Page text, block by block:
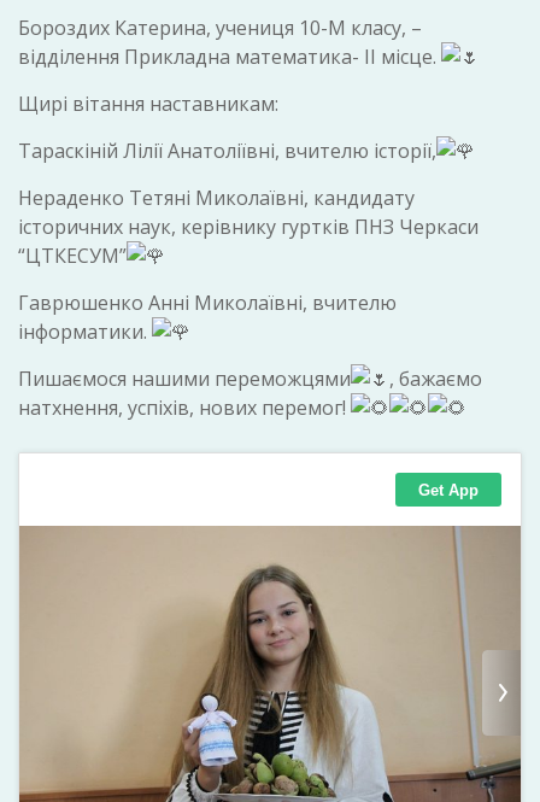
Бороздих Катерина, учениця 10-М класу, –
відділення Прикладна математика- ІІ місце.
Щирі вітання наставникам:
Тараскіній Лілії Анатоліївні, вчителю історії,
Нераденко Тетяні Миколаївні, кандидату
історичних наук, керівнику гуртків ПНЗ Черкаси
“ЦТКЕСУМ”
Гаврюшенко Анні Миколаївні, вчителю
інформатики.
Пишаємося нашими переможцями
, бажаємо
натхнення, успіхів, нових перемог!